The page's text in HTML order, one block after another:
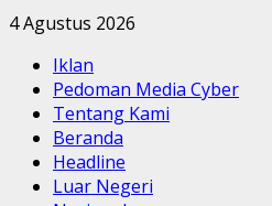
4 Agustus 2026
Iklan
Pedoman Media Cyber
Tentang Kami
Beranda
Headline
Luar Negeri